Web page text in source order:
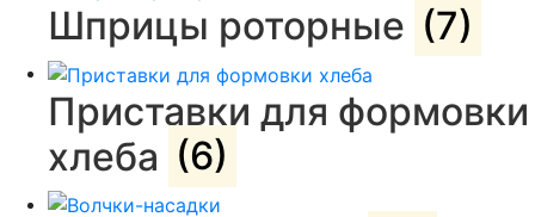
Шприцы роторные (7)
Приставки для формовки
хлеба (6)